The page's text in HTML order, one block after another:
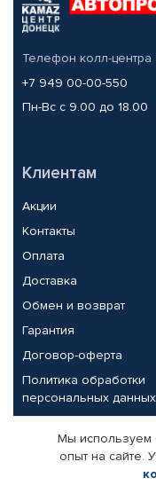
Телефон колл-центра
+7 949 00-00-550
Пн-Вс с 9.00 до 18.00
Клиентам
Акции
Контакты
Оплата
Доставка
Обмен и возврат
Гарантия
Договор-оферта
Политика обработки
персональных данных
Партнерам
Корпоративным
Мы используем
опыт на сайте.